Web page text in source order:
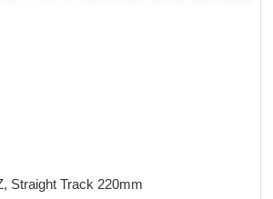
Straight Track 220mm